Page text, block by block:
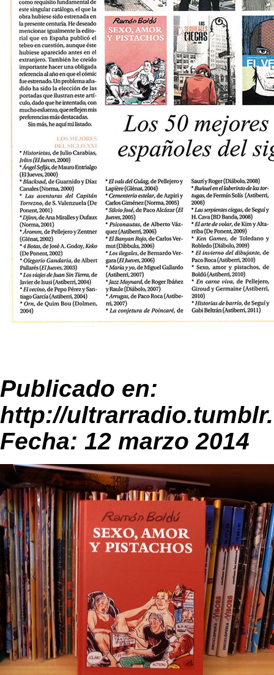
Publicado en:
http://
Fecha: 12 marzo 2014